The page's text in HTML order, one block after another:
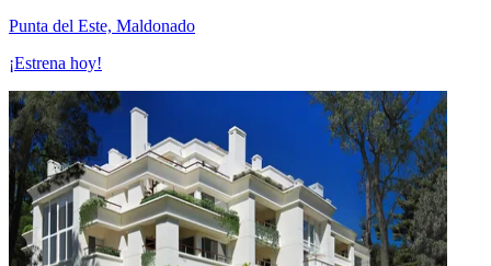
Punta del Este, Maldonado
¡Estrena hoy!